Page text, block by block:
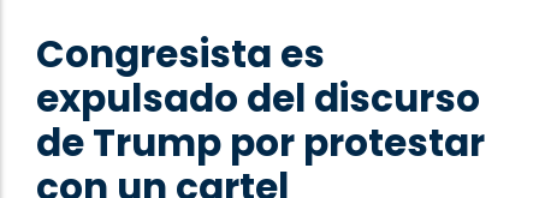
Congresista es
expulsado del discurso
de Trump por protestar
con un cartel